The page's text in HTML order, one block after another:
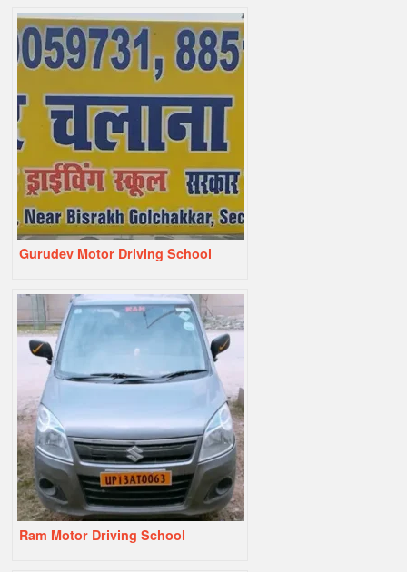
Gurudev Motor Driving School
Ram Motor Driving School